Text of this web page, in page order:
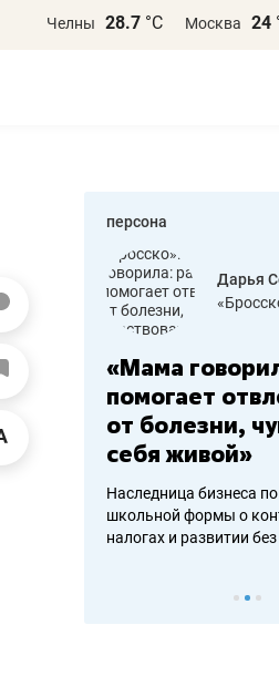
Челны 28.7 °С Москва 24
персона
Дарья
«Мама
помогает
от болезни,
себя живой»
Наследница бизнеса
школьной формы о
налогах и развитии